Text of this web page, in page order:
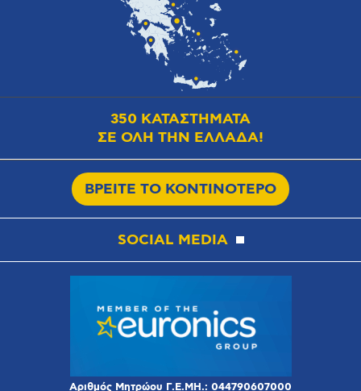
350 ΚΑΤΑΣΤΗΜΑΤΑ
ΣΕ ΟΛΗ ΤΗΝ ΕΛΛΑΔΑ!
ΒΡΕΙΤΕ ΤΟ ΚΟΝΤΙΝΟΤΕΡΟ
SOCIAL MEDIA